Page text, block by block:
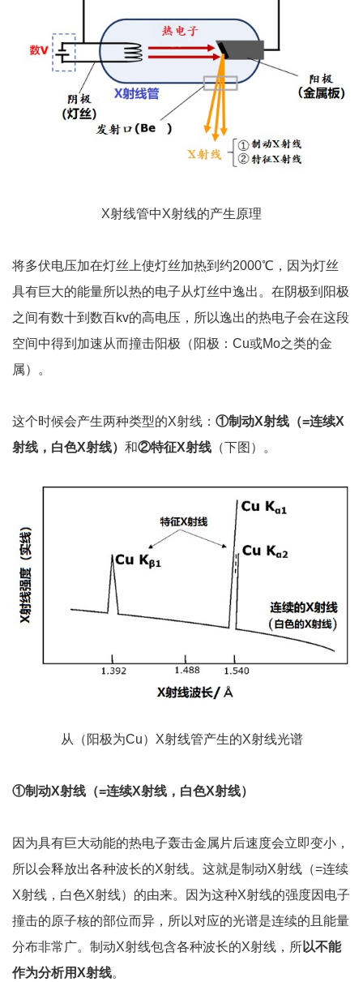
X射线管中X射线的产生原理
将多伏电压加在灯丝上使灯丝加热到约2000℃，因为灯丝
具有巨大的能量所以热的电子从灯丝中逸出。在阴极到阳极
之间有数十到数百kv的高电压，所以逸出的热电子会在这段
空间中得到加速从而撞击阳极（阳极：Cu或Mo之类的金
属）。
这个时候会产生两种类型的X射线： ①制动X射线（=连续X
射线，白色X射线） 和②特征X射线 （下图）。
从（阳极为Cu）X射线管产生的X射线光谱
①制动X射线（=连续X射线，白色X射线）
因为具有巨大动能的热电子轰击金属片后速度会立即变小，
所以会释放出各种波长的X射线。这就是制动X射线（=连续
X射线，白色X射线）的由来。因为这种X射线的强度因电子
撞击的原子核的部位而异，所以对应的光谱是连续的且能量
分布非常广。制动X射线包含各种波长的X射线，所以不能
作为分析用X射线。